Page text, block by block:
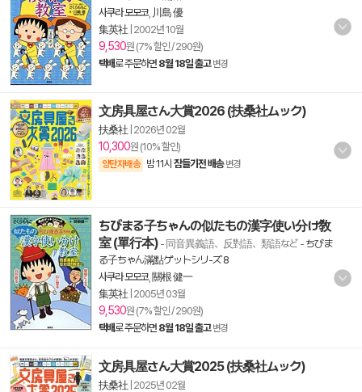
사쿠라 모모코, 川島 優
集英社 2002년 10월
9,530원 (7% 할인 / 290원)
택배로 주문하면 8월 18일 출고 변경
文房具屋さん大賞2026 (扶桑社ムック)
扶桑社 2026년 02월
10,300원 (10% 할인)
양탄자배송 밤 11시 잠들기전 배송 변경
ちびまる子ちゃんの似たもの漢字使い分け敎
室 (單行本) - 同音異義語、反對語、類語など - ちびま
る子ちゃん滿點ゲットシリ-ズ 8
사쿠라 모모코, 關根 健一
集英社 2005년 03월
9,530원 (7% 할인 / 290원)
택배로 주문하면 8월 18일 출고 변경
文房具屋さん大賞2025 (扶桑社ムック)
扶桑社 2025년 02월